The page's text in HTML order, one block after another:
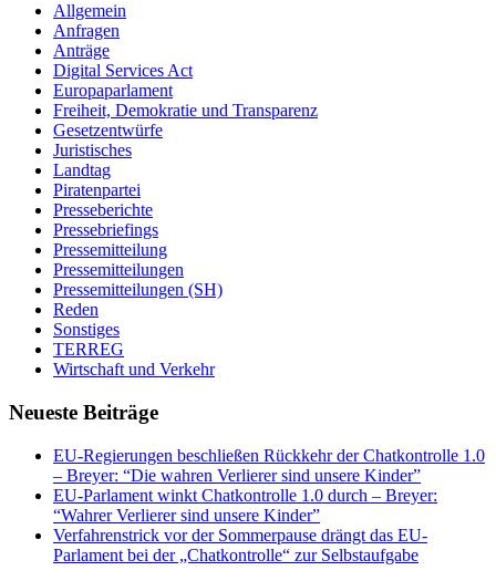
Allgemein
Anfragen
Anträge
Digital Services Act
Europaparlament
Freiheit, Demokratie und Transparenz
Gesetzentwürfe
Juristisches
Landtag
Piratenpartei
Presseberichte
Pressebriefings
Pressemitteilung
Pressemitteilungen
Pressemitteilungen (SH)
Reden
Sonstiges
TERREG
Wirtschaft und Verkehr
Neueste Beiträge
EU-Regierungen beschließen Rückkehr der Chatkontrolle 1.0
– Breyer: “Die wahren Verlierer sind unsere Kinder”
EU-Parlament winkt Chatkontrolle 1.0 durch – Breyer:
“Wahrer Verlierer sind unsere Kinder”
Verfahrenstrick vor der Sommerpause drängt das EU-
Parlament bei der „Chatkontrolle“ zur Selbstaufgabe